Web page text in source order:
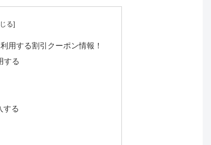
用する割引クーポン情報！
する
する